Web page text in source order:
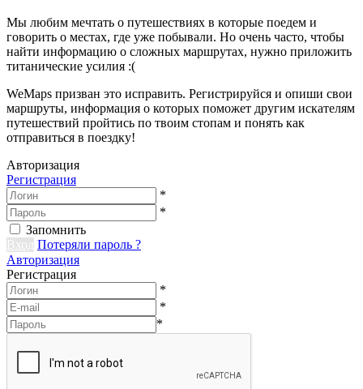
Мы любим мечтать о путешествиях в которые поедем и
говорить о местах, где уже побывали. Но очень часто, чтобы
найти информацию о сложных маршрутах, нужно приложить
титанические усилия :(
WeMaps призван это исправить. Регистрируйся и опиши свои
маршруты, информация о которых поможет другим искателям
путешествий пройтись по твоим стопам и понять как
отправиться в поездку!
Авторизация
Регистрация
*
*
Запомнить
Вход
Потеряли пароль ?
Авторизация
Регистрация
*
*
*